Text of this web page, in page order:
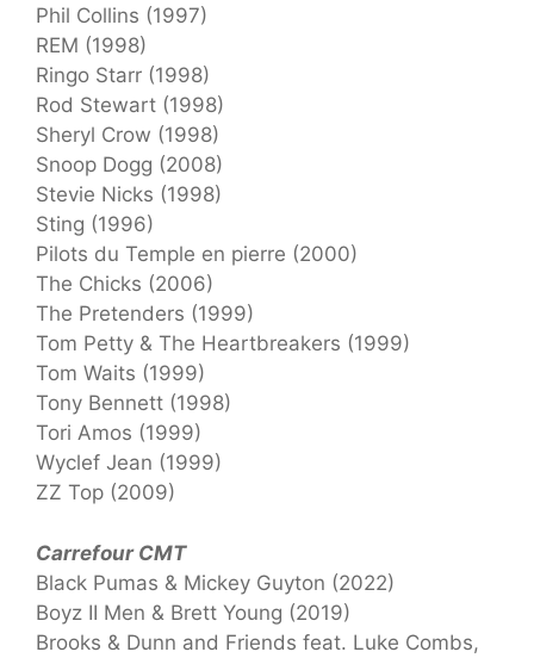
Phil Collins (1997)
REM (1998)
Ringo Starr (1998)
Rod Stewart (1998)
Sheryl Crow (1998)
Snoop Dogg (2008)
Stevie Nicks (1998)
Sting (1996)
Pilots du Temple en pierre (2000)
The Chicks (2006)
The Pretenders (1999)
Tom Petty & The Heartbreakers (1999)
Tom Waits (1999)
Tony Bennett (1998)
Tori Amos (1999)
Wyclef Jean (1999)
ZZ Top (2009)
Carrefour CMT
Black Pumas & Mickey Guyton (2022)
Boyz II Men & Brett Young (2019)
Brooks & Dunn and Friends feat. Luke Combs,